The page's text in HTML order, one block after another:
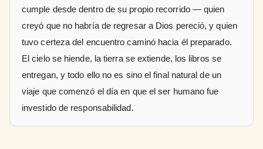
cumple desde dentro de su propio recorrido — quien
creyó que no habría de regresar a Dios pereció, y quien
tuvo certeza del encuentro caminó hacia él preparado.
El cielo se hiende, la tierra se extiende, los libros se
entregan, y todo ello no es sino el final natural de un
viaje que comenzó el día en que el ser humano fue
investido de responsabilidad.